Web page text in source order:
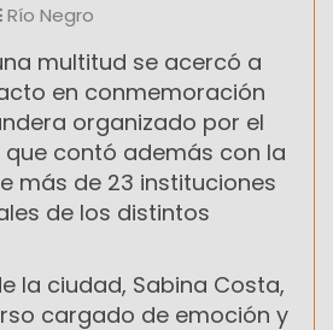
Río Negro
multitud se acercó a
en conmemoración
organizado por el
que contó además con la
más de 23 instituciones
de los distintos
la ciudad, Sabina Costa,
cargado de emoción y